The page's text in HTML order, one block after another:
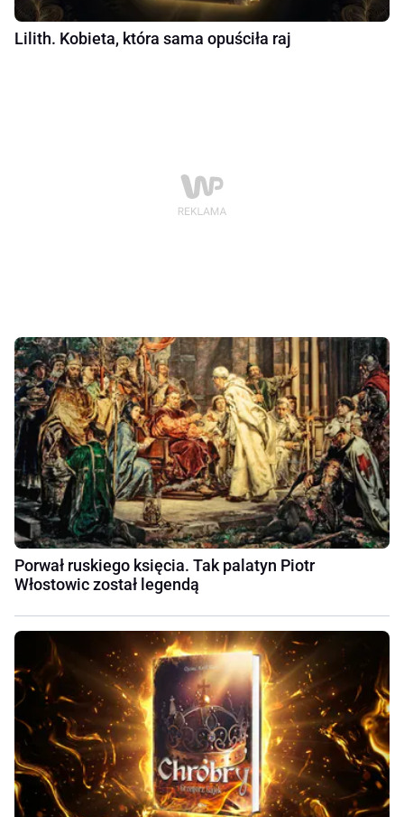
Lilith. Kobieta, która sama opuściła raj
Porwał ruskiego księcia. Tak palatyn Piotr
Włostowic został legendą